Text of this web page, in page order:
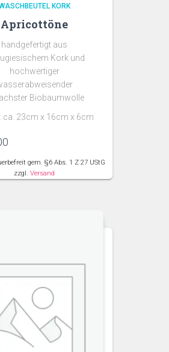
KORK
Apricottöne
handgefertigt aus
Kork und
hochwertiger
Biobaumwolle
ca. 23cm x 16cm x 6cm
gem. §6 Abs. 1 Z 27 UStG
zzgl. Versand